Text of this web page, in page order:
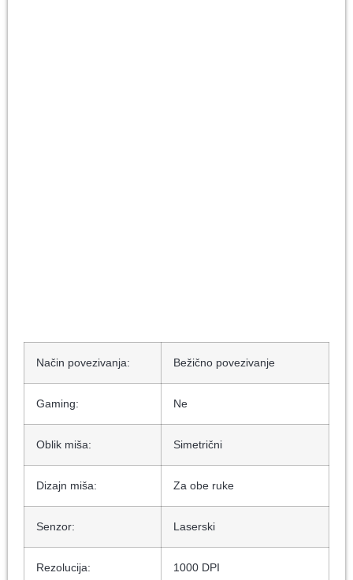
Način povezivanja: Bežično povezivanje
Gaming: Ne
Oblik miša: Simetrični
Dizajn miša: Za obe ruke
Senzor: Laserski
Rezolucija: 1000 DPI